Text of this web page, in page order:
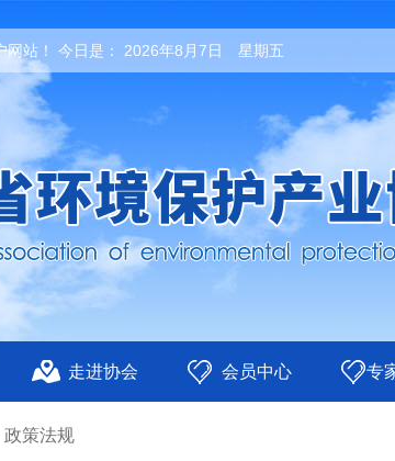
站！ 今日是： 2026年8月7日 星期五
走进协会 会员中心 专
政策法规